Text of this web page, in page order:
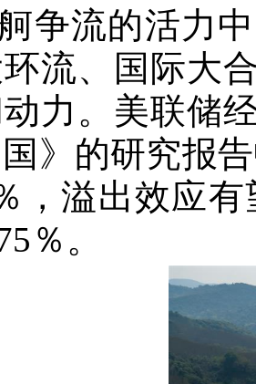
争流的活力
流、国际大
力。美联储
》的研究报
，溢出效应
％。